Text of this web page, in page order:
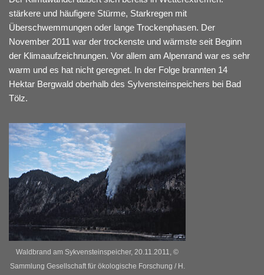
stärkere und häufigere Stürme, Starkregen mit
Überschwemmungen oder lange Trockenphasen. Der
November 2011 war der trockenste und wärmste seit Beginn
der Klimaaufzeichnungen. Vor allem am Alpenrand war es sehr
warm und es hat nicht geregnet. In der Folge brannten 14
Hektar Bergwald oberhalb des Sylvensteinspeichers bei Bad
Tölz.
Waldbrand am Sykvensteinspeicher, 20.11.2011, ©
Sammlung Gesellschaft für ökologische Forschung / H.